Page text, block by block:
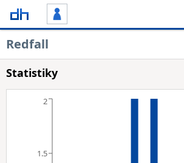
Redfall
Statistiky
1.5
2